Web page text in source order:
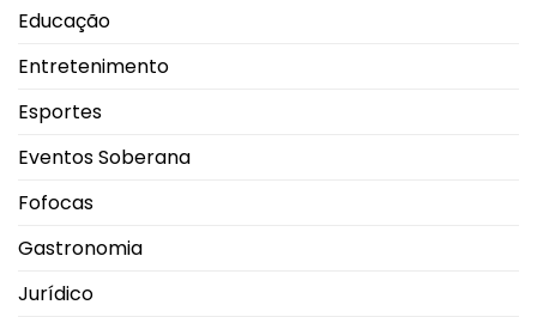
Educação
Entretenimento
Esportes
Eventos Soberana
Fofocas
Gastronomia
Jurídico